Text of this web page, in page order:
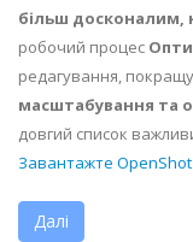
більш досконалим,
робочий процес
редагування,
масштабування та
довгий список
Завантажте OpenShot
Далі